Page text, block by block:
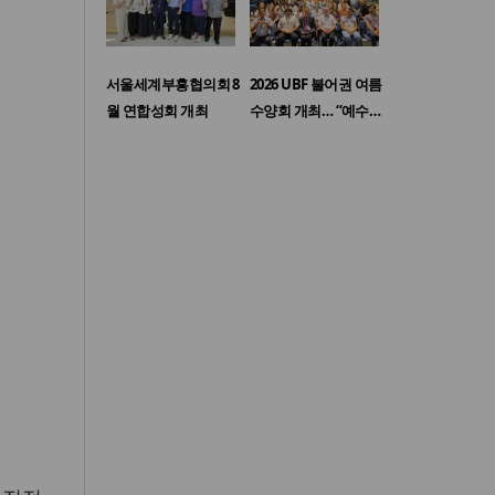
서울세계부흥협의회 8
월 연합성회 개최
2026 UBF 불어권 여름
수양회 개최… “예수…